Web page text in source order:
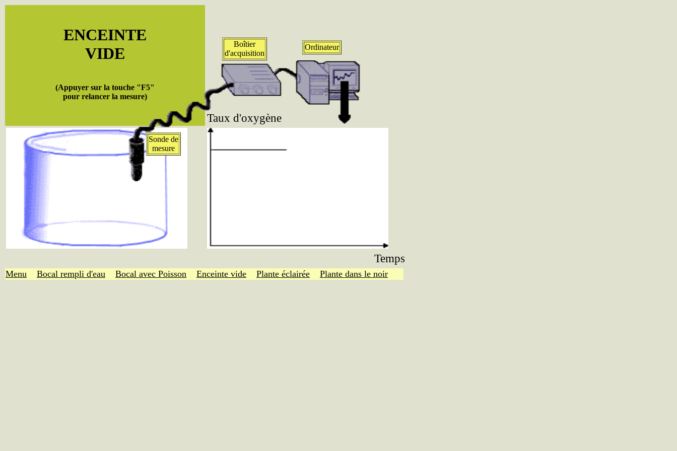
ENCEINTE
VIDE
(Appuyer sur la touche "F5"
pour relancer la mesure)
Taux d'oxygène
Temps
Sonde de
mesure
Boîtier
d'acquisition
Ordinateur
Menu Bocal rempli d'eau Bocal avec Poisson Enceinte vide Plante éclairée Plante dans le noir